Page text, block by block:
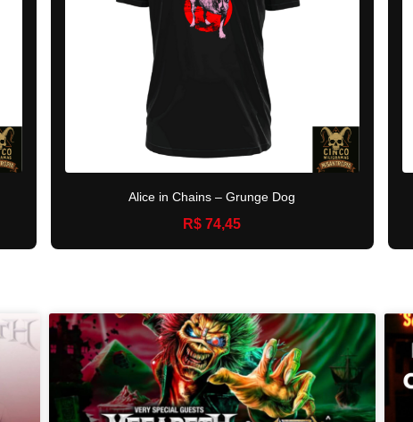
Alice in Chains – Grunge Dog
R$ 74,45